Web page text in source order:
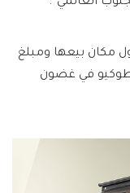
العالمي”.
مكان بيعها ومبلغ
طوكيو في غضون